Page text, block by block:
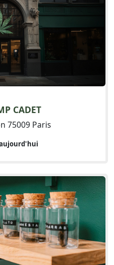
CADET
75009 Paris